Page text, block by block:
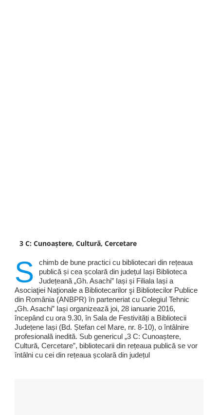
3 C: Cunoaștere, Cultură, Cercetare
S
chimb de bune practici cu bibliotecari din rețeaua
publică și cea școlară din județul Iași Biblioteca
Județeană „Gh. Asachi” Iași și Filiala Iași a
Asociaţiei Naţionale a Bibliotecarilor şi Bibliotecilor Publice
din România (ANBPR) în parteneriat cu Colegiul Tehnic
„Gh. Asachi” Iași organizează joi, 28 ianuarie 2016,
începând cu ora 9.30, în Sala de Festivități a Bibliotecii
Județene Iași (Bd. Ștefan cel Mare, nr. 8-10), o întâlnire
profesională inedită. Sub genericul „3 C: Cunoaștere,
Cultură, Cercetare”, bibliotecarii din rețeaua publică se vor
întâlni cu cei din rețeaua școlară din județul